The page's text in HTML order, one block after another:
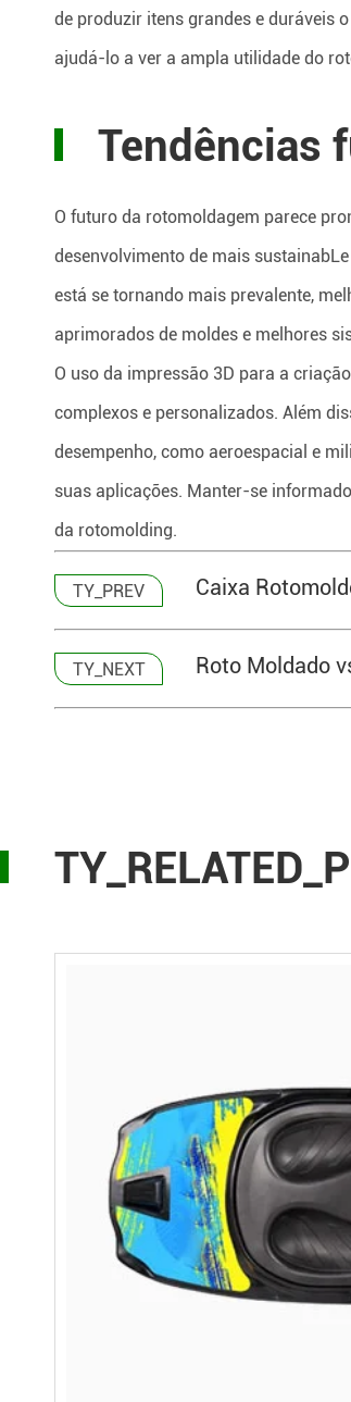
de produzir itens grandes e duráveis
ajudá-lo a ver a ampla utilidade do
Tendências
O futuro da rotomoldagem parece
desenvolvimento de mais
está se tornando mais prevalente,
aprimorados de moldes e melhores
O uso da impressão 3D para a
complexos e personalizados. Além
desempenho, como aeroespacial e
suas aplicações. Manter-se
da rotomolding.
TY_PREV Caixa
TY_NEXT Roto Moldado